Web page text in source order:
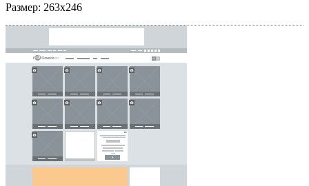
Размер: 263x246